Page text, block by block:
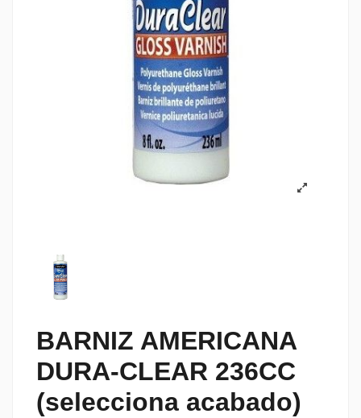
BARNIZ AMERICANA
DURA-CLEAR 236CC
(selecciona acabado)